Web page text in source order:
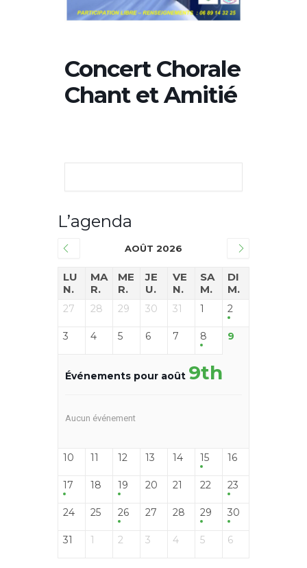
Concert Chorale
Chant et Amitié
L’agenda
AOÛT 2026
LU
N.
MA
R.
ME
R.
JE
U.
VE
N.
SA
M.
DI
M.
27 28 29 30 31 1 2
3 4 5 6 7 8 9
Événements pour août 9th
Aucun événement
10 11 12 13 14 15 16
17 18 19 20 21 22 23
24 25 26 27 28 29 30
31 1 2 3 4 5 6